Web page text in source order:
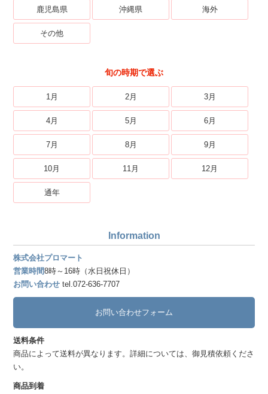
鹿児島県 沖縄県 海外
その他
旬の時期で選ぶ
1月 2月 3月
4月 5月 6月
7月 8月 9月
10月 11月 12月
通年
Information
株式会社プロマート
営業時間8時～16時（水日祝休日）
お問い合わせ tel.072-636-7707
お問い合わせフォーム
送料条件
商品によって送料が異なります。詳細については、御見積依頼くださ
い。
商品到着